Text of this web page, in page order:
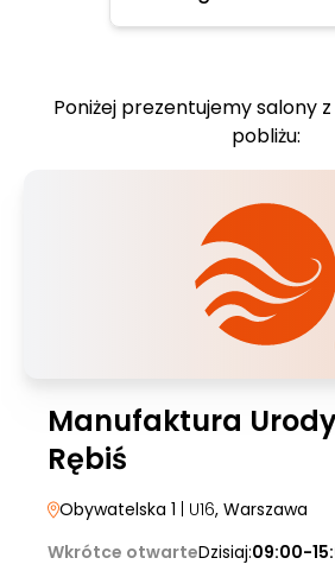
Poniżej prezentujemy salony
pobliżu:
Manufaktura
Rębiś
Obywatelska 1 | U16, Warszawa
Wkrótce otwarteDzisiaj:09:00-